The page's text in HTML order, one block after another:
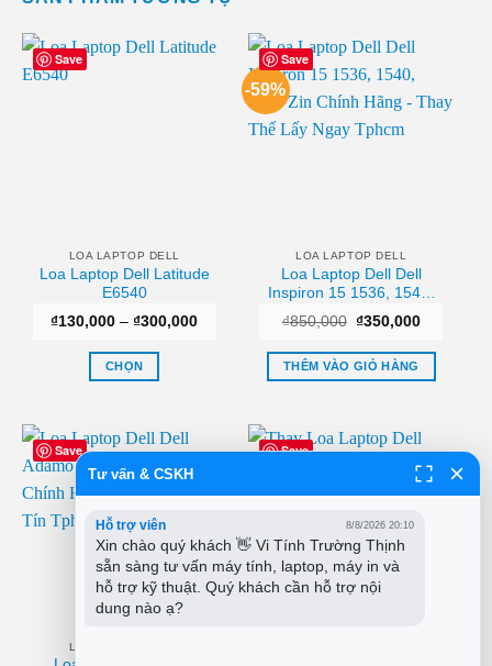
Save
LOA LAPTOP DELL
Loa Laptop Dell Latitude
E6540
₫130,000 – ₫300,000Khoảng
CHỌN
này
nhiều
thể.
Các
tùy
chọn
Save
-59%
LOA LAPTOP DELL
Loa Laptop Dell Dell
Inspiron 15 1536, 1540,
Thay Thế Lấy Ngay
Tphcm
₫850,000 Giá
là:
₫850,000.
₫350,000Giá
tại
₫350,000.
THÊM VÀO GIỎ HÀNG
Save
LOA LAPTOP DELL
Save
Tư vấn & CSKH
Hỗ trợ viên 8/8/2026 20:10
Xin chào quý khách 👋 Vi Tính Trường Thịnh
sẵn sàng tư vấn máy tính, laptop, máy in và
hỗ trợ kỹ thuật. Quý khách cần hỗ trợ nội
dung nào ạ?